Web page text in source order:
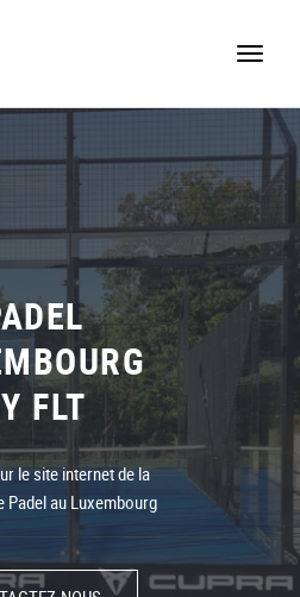
Toggle
FLT
le site internet de la
Padel au Luxembourg